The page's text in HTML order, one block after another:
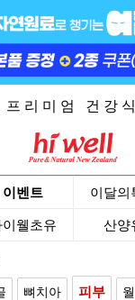
리 미 엄 건 강
이벤트 이달의
이웰초유 산양
뼈치아 피부